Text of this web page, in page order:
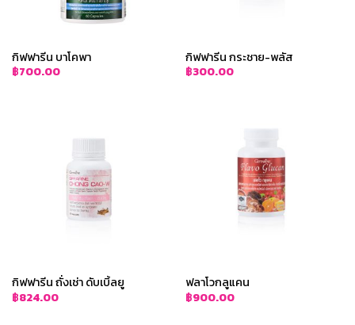
กิฟฟารีน บาโคพา
฿700.00
กิฟฟารีน กระชาย-พลัส
฿300.00
กิฟฟารีน ถั่งเช่า ดับเบิ้ลยู
฿824.00
ฟลาโวกลูแคน
฿900.00